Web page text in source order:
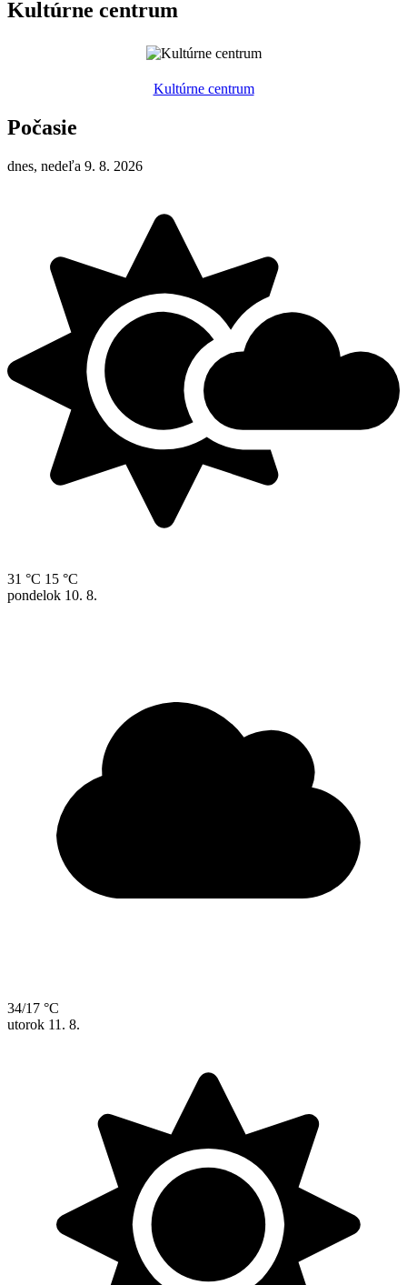
Kultúrne centrum
Kultúrne centrum
Počasie
dnes, nedeľa 9. 8. 2026
31 °C 15 °C
pondelok 10. 8.
34/17 °C
utorok 11. 8.